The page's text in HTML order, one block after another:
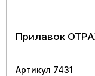
Прилавок
Артикул 7431